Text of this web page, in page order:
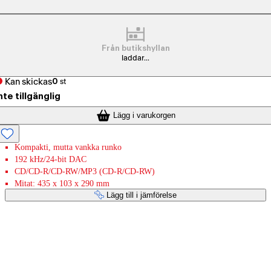
Från butikshyllan
laddar...
Kan skickas0 st
tillgänglig
Lägg i varukorgen
Kompakti, mutta vankka runko
192 kHz/24-bit DAC
CD/CD-R/CD-RW/MP3 (CD-R/CD-RW)
Mitat: 435 x 103 x 290 mm
Lägg till i jämförelse